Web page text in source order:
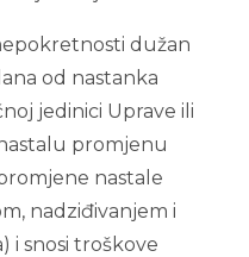
dužan
od nastanka
jedinici Uprave ili
promjenu
nastale
nadziđivanjem i
i snosi troškove